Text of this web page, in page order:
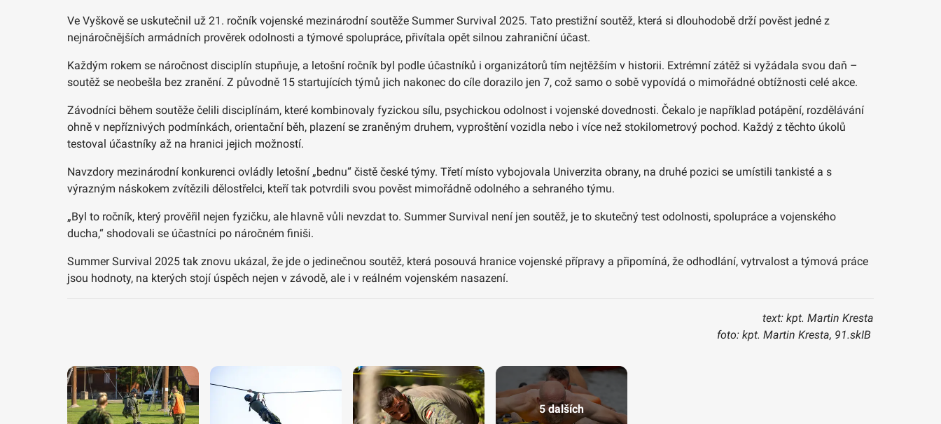
Ve Vyškově se uskutečnil už 21. ročník vojenské mezinárodní soutěže Summer Survival 2025. Tato prestižní soutěž, která si dlouhodobě drží pověst jedné z
nejnáročnějších armádních prověrek odolnosti a týmové spolupráce, přivítala opět silnou zahraniční účast.
Každým rokem se náročnost disciplín stupňuje, a letošní ročník byl podle účastníků i organizátorů tím nejtěžším v historii. Extrémní zátěž si vyžádala svou daň –
soutěž se neobešla bez zranění. Z původně 15 startujících týmů jich nakonec do cíle dorazilo jen 7, což samo o sobě vypovídá o mimořádné obtížnosti celé akce.
Závodníci během soutěže čelili disciplínám, které kombinovaly fyzickou sílu, psychickou odolnost i vojenské dovednosti. Čekalo je například potápění, rozdělávání
ohně v nepříznivých podmínkách, orientační běh, plazení se zraněným druhem, vyproštění vozidla nebo i více než stokilometrový pochod. Každý z těchto úkolů
testoval účastníky až na hranici jejich možností.
Navzdory mezinárodní konkurenci ovládly letošní „bednu“ čistě české týmy. Třetí místo vybojovala Univerzita obrany, na druhé pozici se umístili tankisté a s
výrazným náskokem zvítězili dělostřelci, kteří tak potvrdili svou pověst mimořádně odolného a sehraného týmu.
„Byl to ročník, který prověřil nejen fyzičku, ale hlavně vůli nevzdat to. Summer Survival není jen soutěž, je to skutečný test odolnosti, spolupráce a vojenského
ducha,“ shodovali se účastníci po náročném finiši.
Summer Survival 2025 tak znovu ukázal, že jde o jedinečnou soutěž, která posouvá hranice vojenské přípravy a připomíná, že odhodlání, vytrvalost a týmová práce
jsou hodnoty, na kterých stojí úspěch nejen v závodě, ale i v reálném vojenském nasazení.
text: kpt. Martin Kresta
foto: kpt. Martin Kresta, 91.skIB
5 dalších